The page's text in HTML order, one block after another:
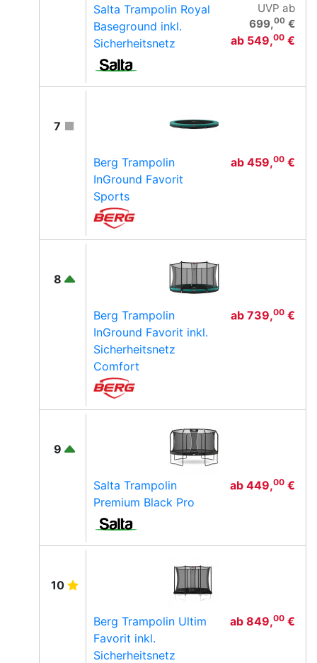
Salta Trampolin Royal
Baseground inkl.
Sicherheitsnetz
UVP ab
699,00 €
ab 549,00 €
7
Berg Trampolin
InGround Favorit
Sports
ab 459,00 €
8
Berg Trampolin
InGround Favorit inkl.
Sicherheitsnetz
Comfort
ab 739,00 €
9
Salta Trampolin
Premium Black Pro
ab 449,00 €
10
Berg Trampolin Ultim
Favorit inkl.
Sicherheitsnetz
ab 849,00 €